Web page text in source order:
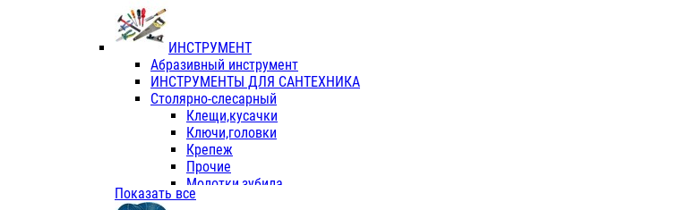
ИНСТРУМЕНТ
Абразивный инструмент
ИНСТРУМЕНТЫ ДЛЯ САНТЕХНИКА
Столярно-слесарный
Клещи,кусачки
Ключи,головки
Крепеж
Прочие
Молотки,зубила
Пассатижи,тонкогубцы,утконосы
Показать все